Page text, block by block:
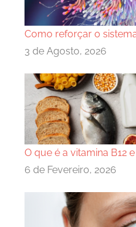
Como reforçar o
3 de Agosto, 2026
O que é a vitamina B12
6 de Fevereiro, 2026